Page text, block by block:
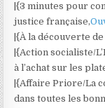
|{3 minutes pour
justice française,
|{À la découverte
|{Action socialiste/
à l’achat sur les
|{Affaire Priore/La
dans toutes les